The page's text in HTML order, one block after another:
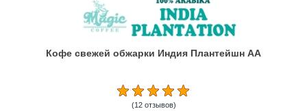
Кофе свежей обжарки Индия Плантейшн АА
(12 отзывов)